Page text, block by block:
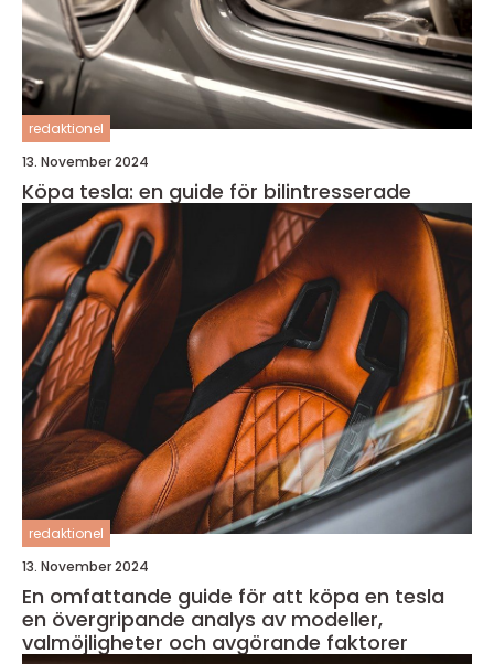
redaktionel
13. November 2024
Köpa tesla: en guide för bilintresserade
redaktionel
13. November 2024
En omfattande guide för att köpa en tesla
en övergripande analys av modeller,
valmöjligheter och avgörande faktorer